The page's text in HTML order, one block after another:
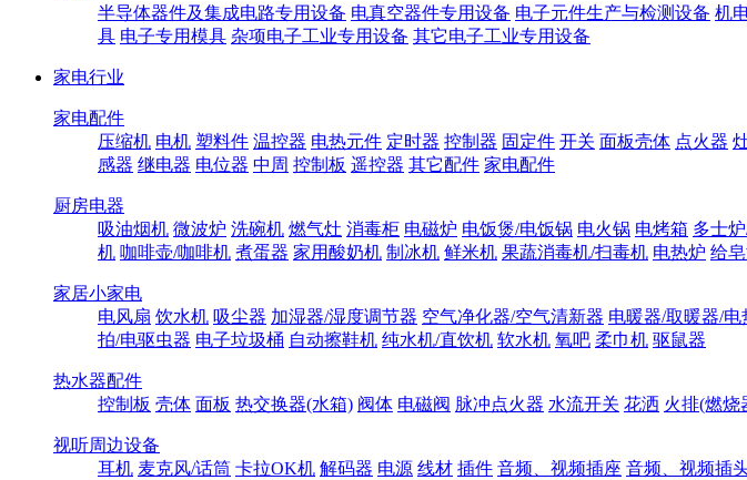
半导体器件及集成电路专用设备 电真空器件专用设备 电子元件生产与检测设备 机
具 电子专用模具 杂项电子工业专用设备 其它电子工业专用设备
家电行业
家电配件
压缩机 电机 塑料件 温控器 电热元件 定时器 控制器 固定件 开关 面板壳体 点火器
感器 继电器 电位器 中周 控制板 遥控器 其它配件 家电配件
厨房电器
吸油烟机 微波炉 洗碗机 燃气灶 消毒柜 电磁炉 电饭煲/电饭锅 电火锅 电烤箱 多士
机 咖啡壶/咖啡机 煮蛋器 家用酸奶机 制冰机 鲜米机 果蔬消毒机/扫毒机 电热炉 给
家居小家电
电风扇 饮水机 吸尘器 加湿器/湿度调节器 空气净化器/空气清新器 电暖器/取暖器/电
拍/电驱虫器 电子垃圾桶 自动擦鞋机 纯水机/直饮机 软水机 氧吧 柔巾机 驱鼠器
热水器配件
控制板 壳体 面板 热交换器(水箱) 阀体 电磁阀 脉冲点火器 水流开关 花洒 火排(燃烧
视听周边设备
耳机 麦克风/话筒 卡拉OK机 解码器 电源 线材 插件 音频、视频插座 音频、视频插